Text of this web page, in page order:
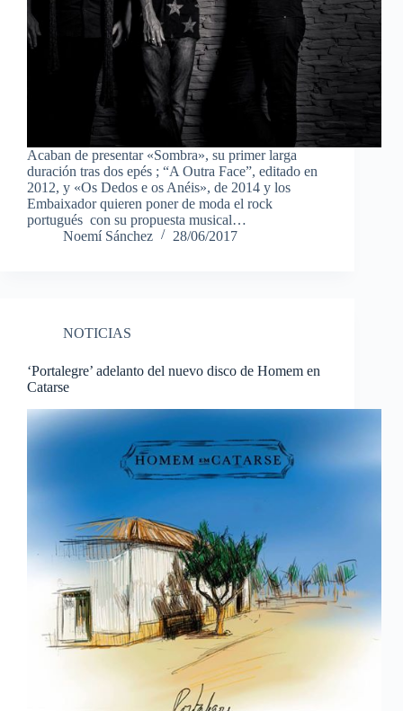
Acaban de presentar «Sombra», su primer larga
duración tras dos epés ; “A Outra Face”, editado en
2012, y «Os Dedos e os Anéis», de 2014 y los
Embaixador quieren poner de moda el rock
portugués con su propuesta musical…
Noemí Sánchez
28/06/2017
NOTICIAS
‘Portalegre’ adelanto del nuevo disco de Homem en
Catarse